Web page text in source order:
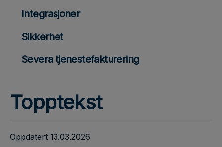
Integrasjoner
Sikkerhet
Severa tjenestefakturering
Topptekst
Oppdatert 13.03.2026